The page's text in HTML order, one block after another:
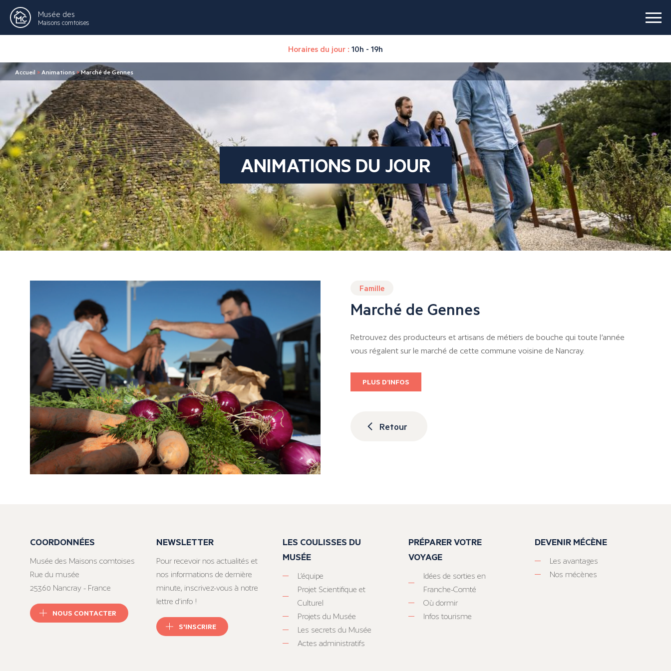
Musée des
Maisons comtoises
Horaires du jour : 10h - 19h
Accueil > Animations>Marché de Gennes
ANIMATIONS DU JOUR
Famille
Marché de Gennes
Retrouvez des producteurs et artisans de métiers de bouche qui toute l’année
vous régalent sur le marché de cette commune voisine de Nancray.
PLUS D’INFOS
Retour
COORDONNÉES
Musée des Maisons comtoises
Rue du musée
25360 Nancray - France
NOUS CONTACTER
NEWSLETTER
Pour recevoir nos actualités et
nos informations de dernière
minute, inscrivez-vous à notre
lettre d’info !
S'INSCRIRE
LES COULISSES DU
MUSÉE
L’équipe
Projet Scientifique et
Culturel
Projets du Musée
Les secrets du Musée
Actes administratifs
PRÉPARER VOTRE
VOYAGE
Idées de sorties en
Franche-Comté
Où dormir
Infos tourisme
DEVENIR MÉCÈNE
Les avantages
Nos mécènes